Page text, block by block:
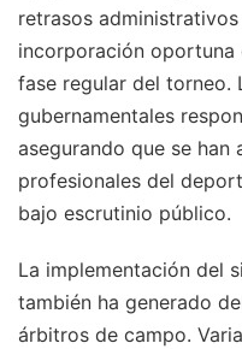
retrasos
incorporación oportuna
fase regular del torneo.
gubernamentales
asegurando que se
profesionales del
bajo escrutinio público.
La implementación del
también ha generado
árbitros de campo.